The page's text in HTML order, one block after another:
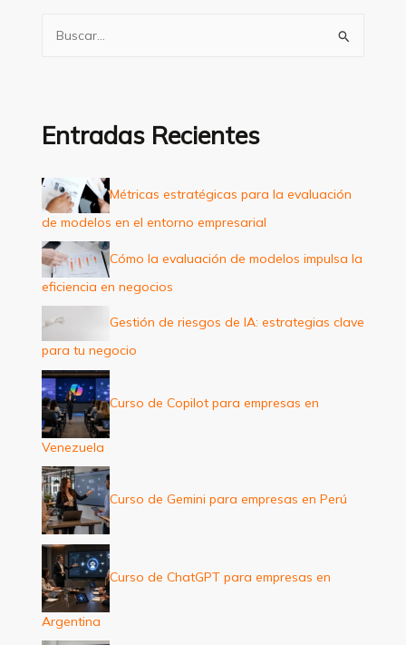
a
p
o
r
:
Entradas Recientes
Métricas estratégicas para la evaluación
de modelos en el entorno empresarial
Cómo la evaluación de modelos impulsa la
eficiencia en negocios
Gestión de riesgos de IA: estrategias clave
para tu negocio
Curso de Copilot para empresas en
Venezuela
Curso de Gemini para empresas en Perú
Curso de ChatGPT para empresas en
Argentina